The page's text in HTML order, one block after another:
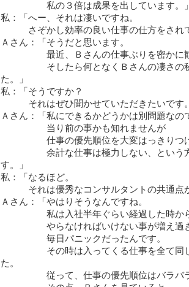
私の３倍は成果を出しています。
私：「へー、それは凄いですね。
さぞかし効率の良い仕事の仕方をされ
Ａさん：「そうだと思います。
最近、Ｂさんの仕事ぶりを密かに観
そしたら何となくＢさんの凄さの秘
た。」
私：「そうですか？
それはぜひ聞かせていただきたいです
Ａさん：「私にできるかどうかは別問題なの
当り前の事かも知れませんが
仕事の優先順位を大変はっきりつけ
余計な仕事は極力しない、という方
す。」
私：「なるほど。
それは優秀なコンサルタントの共通点
Ａさん：「やはりそうなんですね。
私は入社半年ぐらい経過した時か
やらなければいけない事が増え過
毎日パニックだったんです。
その時は入ってくる仕事を全て同じ
た。
従って、仕事の優先順位はバラバ